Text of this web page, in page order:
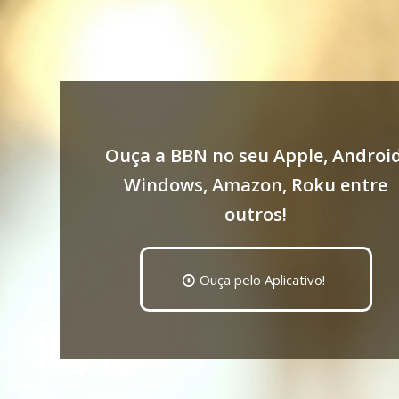
Ouça a BBN no seu Apple,
Windows, Amazon, Roku entre
outros!
Ouça pelo Aplicativo!